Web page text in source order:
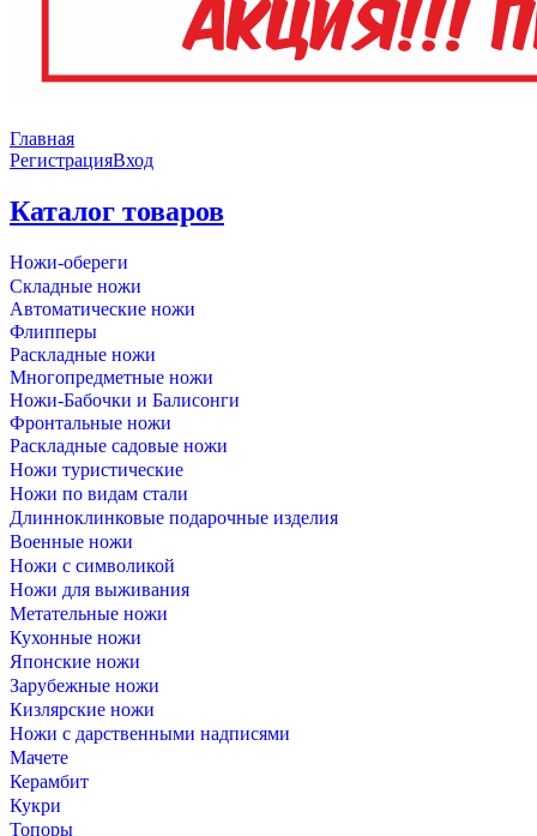
Главная
РегистрацияВход
Каталог товаров
Ножи-обереги
Складные ножи
Автоматические ножи
Флипперы
Раскладные ножи
Многопредметные ножи
Ножи-Бабочки и Балисонги
Фронтальные ножи
Раскладные садовые ножи
Ножи туристические
Ножи по видам стали
Длинноклинковые подарочные изделия
Военные ножи
Ножи с символикой
Ножи для выживания
Метательные ножи
Кухонные ножи
Японские ножи
Зарубежные ножи
Кизлярские ножи
Ножи с дарственными надписями
Мачете
Керамбит
Кукри
Топоры